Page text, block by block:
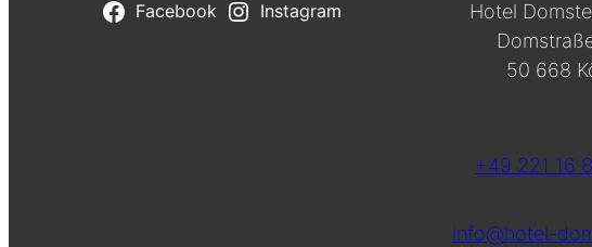
Facebook Instagram
Hotel
50 668
+49 221 16
info@hotel-